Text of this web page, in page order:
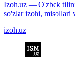
Izoh.uz — O'zbek
so'zlar izohi, misollari
izoh.uz